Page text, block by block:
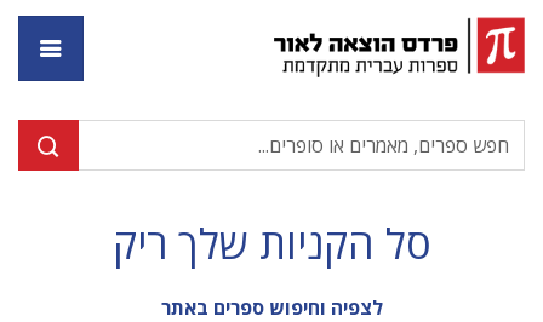
סל הקניות שלך ריק
לצפיה וחיפוש ספרים באתר